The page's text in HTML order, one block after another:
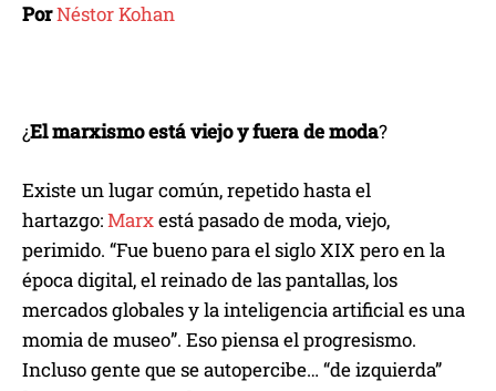
PorNéstor Kohan
¿El marxismo está viejo y fuera de moda?
Existe un lugar común, repetido hasta el
hartazgo:Marxestá pasado de moda, viejo,
perimido. “Fue bueno para el siglo XIX pero en la
época digital, el reinado de las pantallas, los
mercados globales y la inteligencia artificial es una
momia de museo”. Eso piensa el progresismo.
Incluso gente que se autopercibe… “de izquierda”